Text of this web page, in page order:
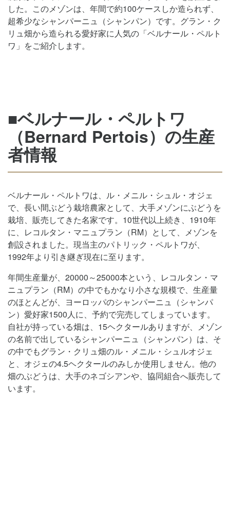
した。このメゾンは、年間で約100ケースしか造られず、
超希少なシャンパーニュ（シャンパン）です。グラン・ク
リュ畑から造られる愛好家に人気の「ベルナール・ペルト
ワ」をご紹介します。
■ベルナール・ペルトワ
（Bernard Pertois）の生産
者情報
ベルナール・ペルトワは、ル・メニル・シュル・オジェ
で、長い間ぶどう栽培農家として、大手メゾンにぶどうを
栽培、販売してきた名家です。10世代以上続き、1910年
に、レコルタン・マニュプラン（RM）として、メゾンを
創設されました。現当主のパトリック・ペルトワが、
1992年より引き継ぎ現在に至ります。
年間生産量が、20000～25000本という、レコルタン・マ
ニュプラン（RM）の中でもかなり小さな規模で、生産量
のほとんどが、ヨーロッパのシャンパーニュ（シャンパ
ン）愛好家1500人に、予約で完売してしまっています。
自社が持っている畑は、15ヘクタールありますが、メゾン
の名前で出しているシャンパーニュ（シャンパン）は、そ
の中でもグラン・クリュ畑のル・メニル・シュルオジェ
と、オジェの4.5ヘクタールのみしか使用しません。他の
畑のぶどうは、大手のネゴシアンや、協同組合へ販売して
います。